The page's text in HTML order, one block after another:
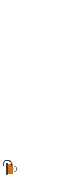
00